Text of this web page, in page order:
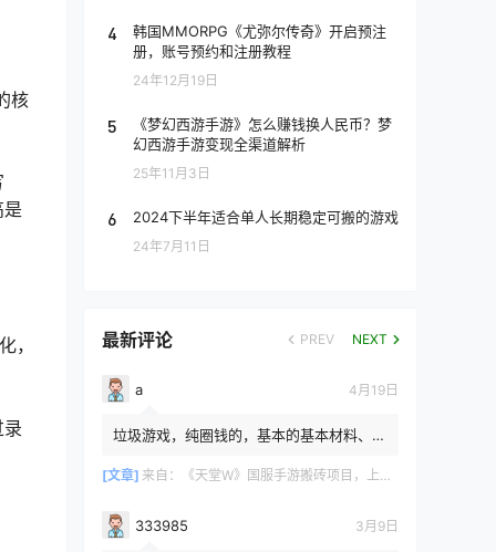
核
，
4
韩国MMORPG《尤弥尔传奇》开启预注
册，账号预约和注册教程
24年12月19日
5
《梦幻西游手游》怎么赚钱换人民币？梦
幻西游手游变现全渠道解析
25年11月3日
6 2024下半年适合单人长期稳定可搬的游戏
24年7月11日
最新评论 PREV NEXT
a 4月19日
垃圾游戏，纯圈钱的，基本的基本材料、白
浪费电费，就跟别说绿...
[文章] 来自： 《天堂W》国服手游搬砖项目，上手简单稳定吃肉，适合长期搬砖！
333985 3月9日